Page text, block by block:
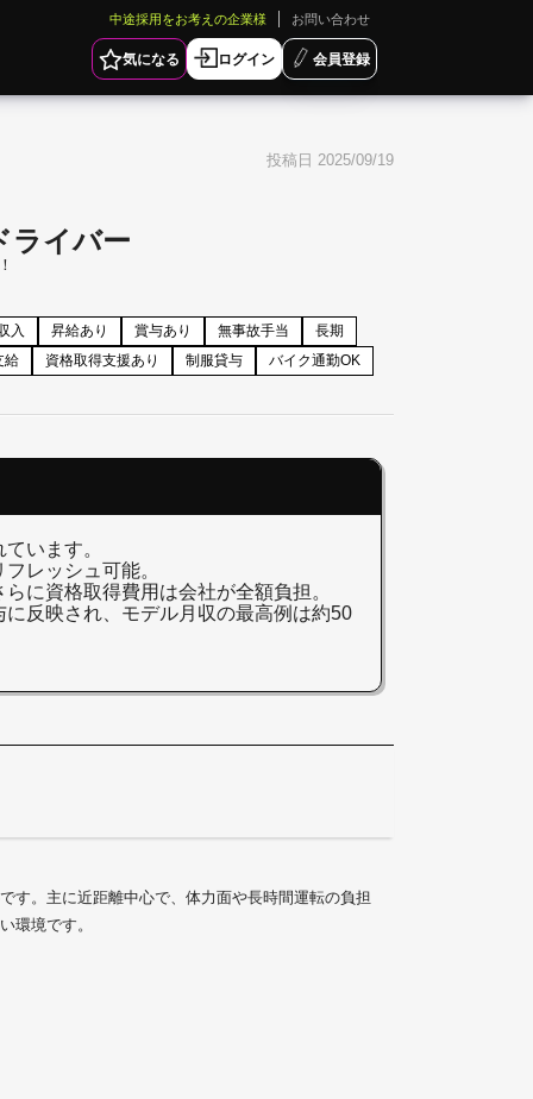
中途採用をお考えの企業様 お問い合わせ
気になる ログイン 会員登録
投稿日 2025/09/19
ライバー
入 昇給あり 賞与あり 無事故手当
長期
給 資格取得支援あり 制服貸与
バイク通勤OK
います。
レッシュ可能。
に資格取得費用は会社が全額負担。
反映され、モデル月収の最高例は約50
す。主に近距離中心で、体力面や長時間運転の負担
環境です。